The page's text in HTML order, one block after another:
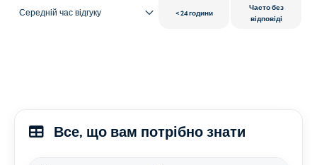
Середній час відгуку 24 години
Часто без
відповіді
Все, що вам потрібно знати